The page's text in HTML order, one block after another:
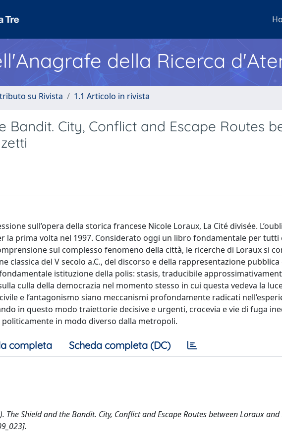
della Ricerca
su Rivista 1.1 Articolo in rivista
Bandit. City, Conflict and Escape Routes
sull’opera della storica francese Nicole Loraux, La Cité divisée.
la prima volta nel 1997. Considerato oggi un libro fondamentale per tutti
sul complesso fenomeno della città, le ricerche di Loraux si
classica del V secolo a.C., del discorso e della rappresentazione
istituzione della polis: stasis, traducibile
culla della democrazia nel momento stesso in cui questa vedeva la
e l’antagonismo siano meccanismi profondamente radicati
in questo modo traiettorie decisive e urgenti, crocevia e vie di fuga
in modo diverso dalla metropoli.
completa Scheda completa (DC)
The Shield and the Bandit. City, Conflict and Escape Routes between Loraux and